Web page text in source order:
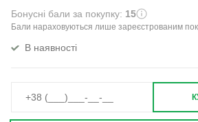
Бонусні бали за покупку: 15
Бали нараховуються лише зареєстрованим
В наявності